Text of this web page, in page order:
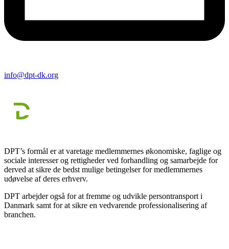
info@dpt-dk.org
DPT’s formål er at varetage medlemmernes økonomiske, faglige og
sociale interesser og rettigheder ved forhandling og samarbejde for
derved at sikre de bedst mulige betingelser for medlemmernes
udøvelse af deres erhverv.
DPT arbejder også for at fremme og udvikle persontransport i
Danmark samt for at sikre en vedvarende professionalisering af
branchen.